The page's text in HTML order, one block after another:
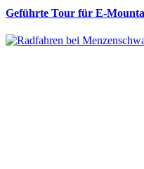
Geführte Tour für E-